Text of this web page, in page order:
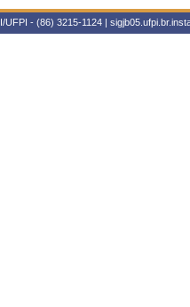
- (86) 3215-1124 |